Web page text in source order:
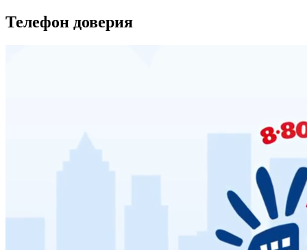
Телефон доверия